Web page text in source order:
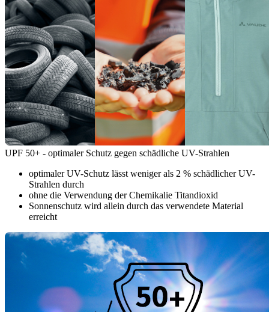
UPF 50+ - optimaler Schutz gegen schädliche UV-Strahlen
optimaler UV-Schutz lässt weniger als 2 % schädlicher UV-
Strahlen durch
ohne die Verwendung der Chemikalie Titandioxid
Sonnenschutz wird allein durch das verwendete Material
erreicht